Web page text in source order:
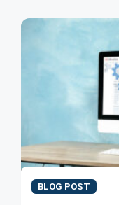
BLOG POST